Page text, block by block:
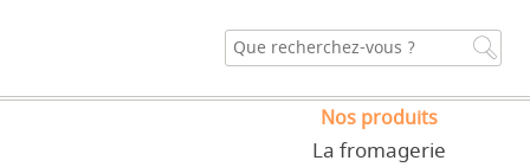
Nos produits
La fromagerie